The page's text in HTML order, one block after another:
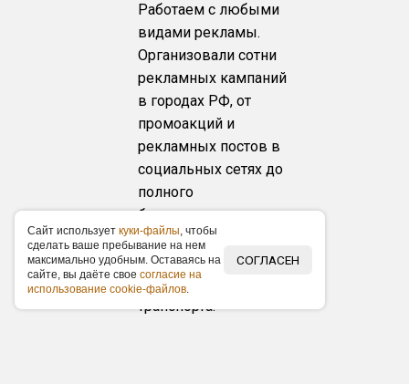
Работаем с любыми
видами рекламы.
Организовали сотни
рекламных кампаний
в городах РФ, от
промоакций и
рекламных постов в
социальных сетях до
полного
брендирования
составов вагонов
метро и другого
общественного
транспорта.
Caйт иcпoльзуeт куки-фaйлы, чтoбы
cдeлaть вaшe пpeбывaниe нa нeм
мaкcимaльнo удoбным. Ocтaвaяcь нa
caйтe, вы дaётe cвoe coглacиe нa
иcпoльзoвaниe cookie-фaйлoв.
СОГЛАСЕН